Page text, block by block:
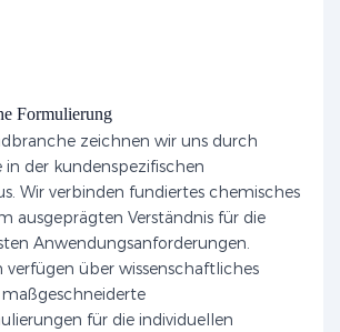
Formulierung
zeichnen wir uns durch
in der kundenspezifischen
Wir verbinden fundiertes chemisches
ausgeprägten Verständnis für die
Anwendungsanforderungen.
verfügen über wissenschaftliches
für die individuellen